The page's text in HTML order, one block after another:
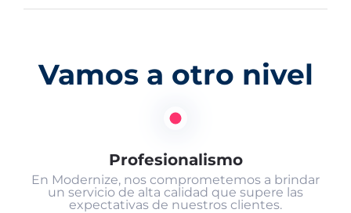
Vamos a otro nivel
Profesionalismo
En Modernize, nos comprometemos a brindar
un servicio de alta calidad que supere las
expectativas de nuestros clientes.